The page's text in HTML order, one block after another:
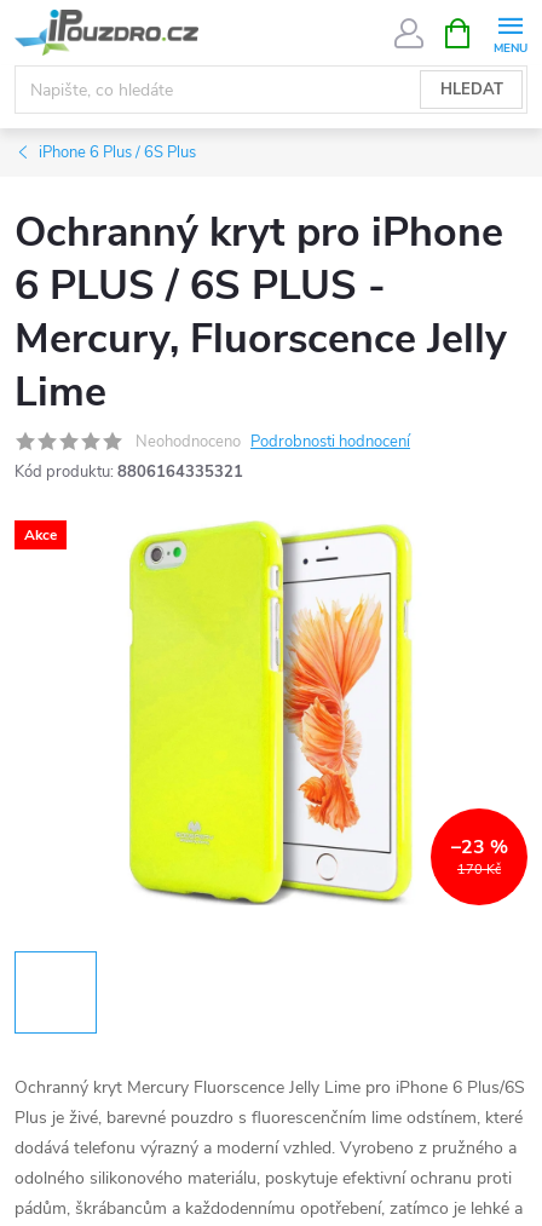
na
obsah
HLEDAT
NÁKUPNÍ
KOŠÍK
iPhone 6 Plus / 6S Plus
Ochranný kryt pro iPhone
6 PLUS / 6S PLUS -
Mercury, Fluorscence Jelly
Lime
Neohodnoceno Podrobnosti hodnocení
Kód produktu: 8806164335321
Akce
170 Kč
–23 %
Ochranný kryt Mercury Fluorscence Jelly Lime pro iPhone 6 Plus/6S
Plus je živé, barevné pouzdro s fluorescenčním lime odstínem, které
dodává telefonu výrazný a moderní vzhled. Vyrobeno z pružného a
odolného silikonového materiálu, poskytuje efektivní ochranu proti
pádům, škrábancům a každodennímu opotřebení, zatímco je lehké a